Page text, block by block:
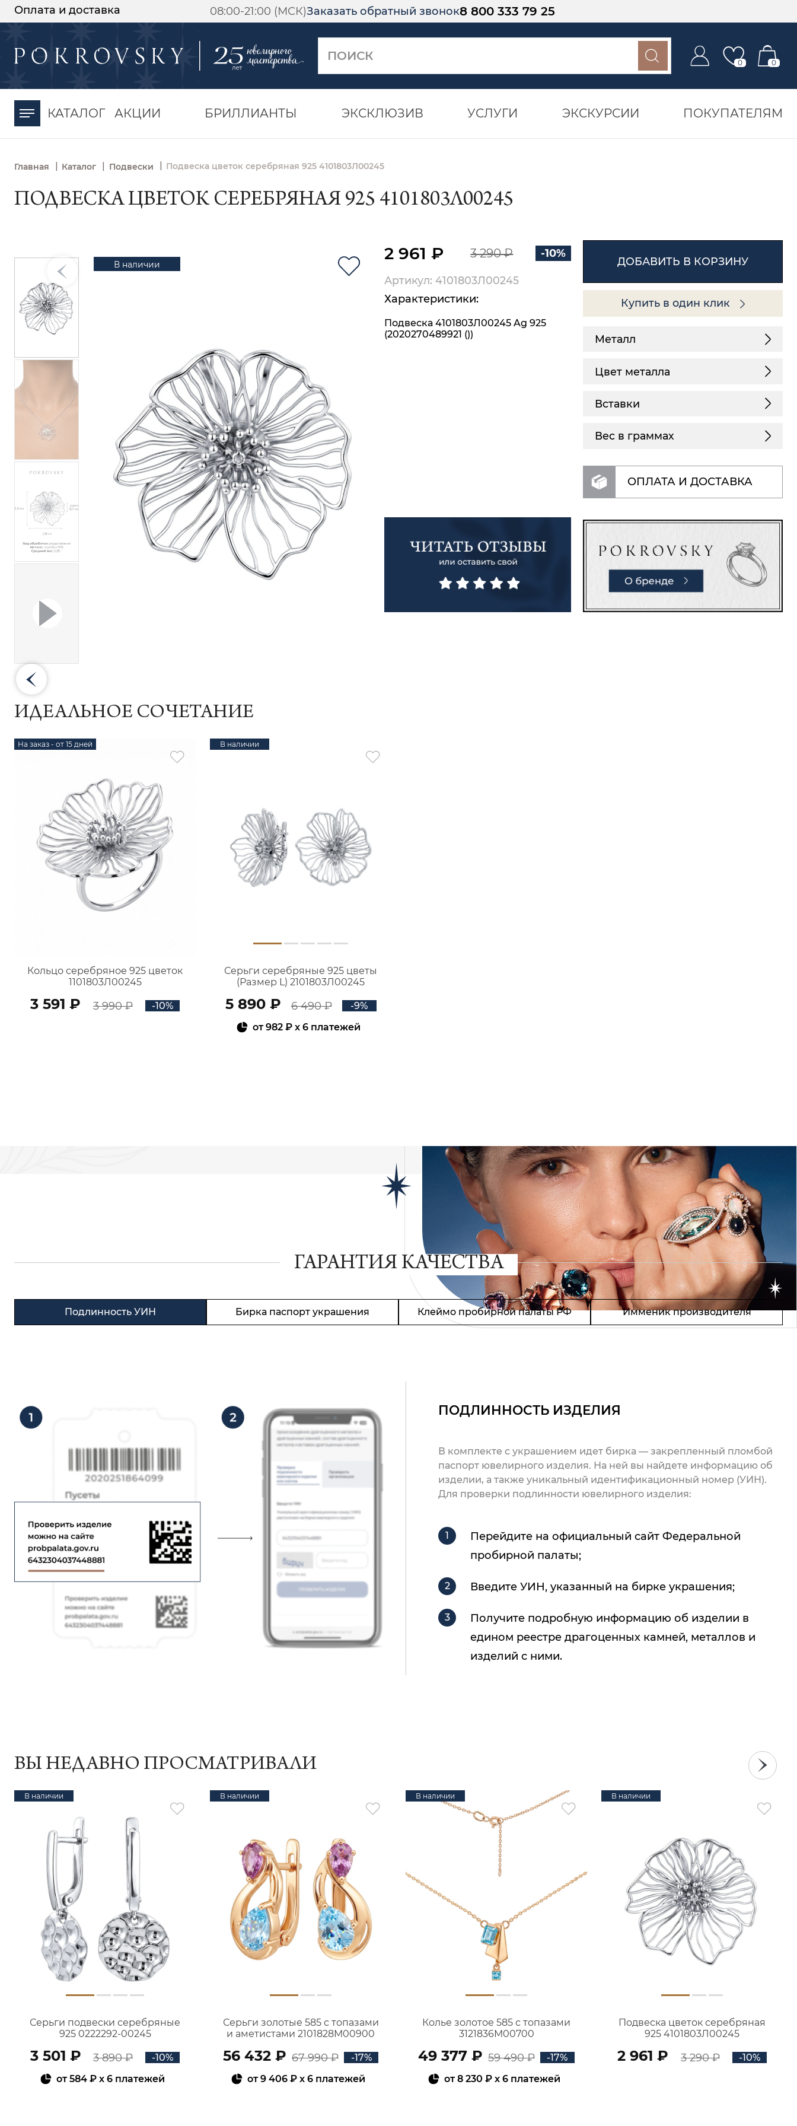
Оплата и доставка 08:00-21:00 (МСК)Заказать обратный звонок8 800 333 79 25
0 0
КАТАЛОГ АКЦИИ БРИЛЛИАНТЫ ЭКСКЛЮЗИВ УСЛУГИ ЭКСКУРСИИ ПОКУПАТЕЛЯМ
Главная | Каталог | Подвески Подвеска цветок серебряная 925 4101803Л00245
ПОДВЕСКА ЦВЕТОК СЕРЕБРЯНАЯ 925 4101803Л00245
В наличии
2 961 ₽ 3 290 ₽ -10%
Артикул: 4101803Л00245
Характеристики:
Подвеска 4101803Л00245 Ag 925
(2020270489921 ())
ДОБАВИТЬ В КОРЗИНУ
Купить в один клик
Металл
Цвет металла
Вставки
Вес в граммах
ОПЛАТА И ДОСТАВКА
ИДЕАЛЬНОЕ СОЧЕТАНИЕ
На заказ - от 15 дней
Кольцо серебряное 925 цветок
1101803Л00245
3 591 ₽ 3 990 ₽ -10%
В наличии
Серьги серебряные 925 цветы
(Размер L) 2101803Л00245
5 890 ₽ 6 490 ₽
-9%
от982 ₽x 6 платежей
ГАРАНТИЯ КАЧЕСТВА
Подлинность УИН Бирка паспорт украшения Клеймо пробирной палаты РФ Имменик производителя
ПОДЛИННОСТЬ ИЗДЕЛИЯ
В комплекте с украшением идет бирка — закрепленный пломбой
паспорт ювелирного изделия. На ней вы найдете информацию об
изделии, а также уникальный идентификационный номер (УИН).
Для проверки подлинности ювелирного изделия:
Перейдите на официальный сайт Федеральной
пробирной палаты;
Введите УИН, указанный на бирке украшения;
Получите подробную информацию об изделии в
едином реестре драгоценных камней, металлов и
изделий с ними.
ВЫ НЕДАВНО ПРОСМАТРИВАЛИ
В наличии
Серьги подвески серебряные
925 0222292-00245
3 501 ₽ 3 890 ₽
-10%
от584 ₽ x 6 платежей
В наличии
Серьги золотые 585 с топазами
и аметистами 2101828М00900
56 432 ₽ 67 990 ₽
-17%
от9 406 ₽ x 6 платежей
В наличии
Колье золотое 585 с топазами
3121836М00700
49 377 ₽ 59 490 ₽
-17%
от8 230 ₽x 6 платежей
В наличии
Подвеска цветок серебряная
925 4101803Л00245
2 961 ₽ 3 290 ₽ -10%
-30%
момента оплаты